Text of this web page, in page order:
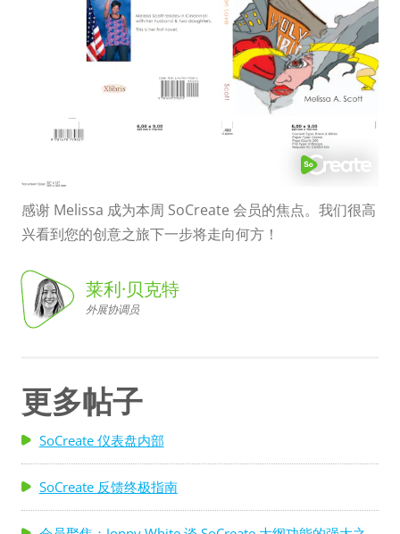
感谢 Melissa 成为本周 SoCreate 会员的焦点。我们很高
兴看到您的创意之旅下一步将走向何方！
莱利·贝克特, 外展协调员
莱利·贝克特
外展协调员
更多帖子
SoCreate 仪表盘内部
SoCreate 反馈终极指南